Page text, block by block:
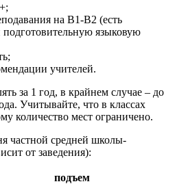
на В1-В2 (есть
языковую
учителей.
за 1 год, в крайнем случае – до
Учитывайте, что в классах
количество мест ограничено.
частной средней школы-
от заведения):
подъем